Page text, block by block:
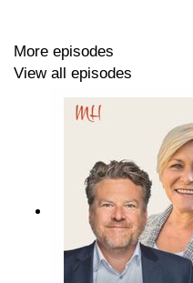
More episodes
View all episodes